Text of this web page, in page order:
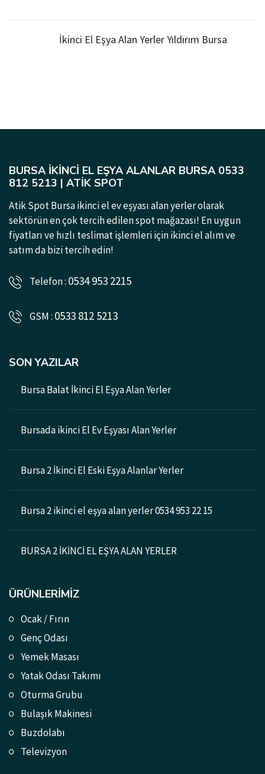
İkinci El Eşya Alan Yerler Yıldırım Bursa
BURSA İKINCI EL EŞYA ALANLAR BURSA 0533
812 5213 | ATIK SPOT
Atik Spot Bursa ikinci el ev eşyası alan yerler olarak
sektörün en çok tercih edilen spot mağazası! En uygun
fiyatları ve hızlı teslimat işlemleri için ikinci el alım ve
satım da bizi tercih edin!
Telefon : 0534 953 2215
GSM : 0533 812 5213
SON YAZILAR
Bursa Balat İkinci El Eşya Alan Yerler
Bursada ikinci El Ev Eşyası Alan Yerler
Bursa 2 İkinci El Eski Eşya Alanlar Yerler
Bursa 2 ikinci el eşya alan yerler 0534 953 22 15
BURSA 2 İKİNCİ EL EŞYA ALAN YERLER
ÜRÜNLERIMIZ
Ocak / Fırın
Genç Odası
Yemek Masası
Yatak Odası Takımı
Oturma Grubu
Bulaşık Makinesi
Buzdolabı
Televizyon